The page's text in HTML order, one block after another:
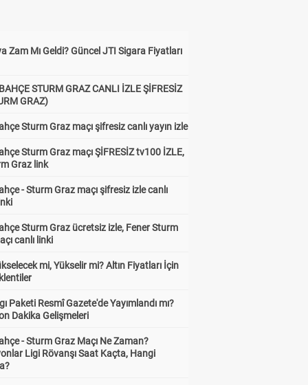
Zam Mı Geldi? Güncel JTI Sigara Fiyatları
STURM GRAZ CANLI İZLE ŞİFRESİZ
GRAZ)
Sturm Graz maçı şifresiz canlı yayın izle
Sturm Graz maçı ŞİFRESİZ tv100 İZLE,
Graz link
- Sturm Graz maçı şifresiz izle canlı
Sturm Graz ücretsiz izle, Fener Sturm
canlı linki
mi, Yükselir mi? Altın Fiyatları İçin
Paketi Resmî Gazete'de Yayımlandı mı?
Dakika Gelişmeleri
- Sturm Graz Maçı Ne Zaman?
Ligi Rövanşı Saat Kaçta, Hangi